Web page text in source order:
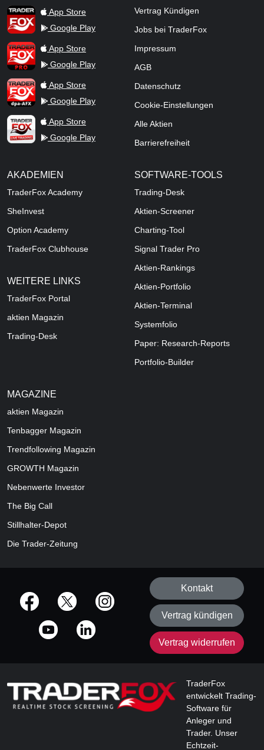
TraderFox AppApp Store
Google Play
TraderFox ProApp Store
Google Play
TraderFox dpa-AFX ProFeed
App Store
Google Play
TraderFox Live Trading
App Store
Google Play
Vertrag Kündigen
Jobs bei TraderFox
Impressum
AGB
Datenschutz
Cookie-Einstellungen
Alle Aktien
Barrierefreiheit
AKADEMIEN
TraderFox Academy
SheInvest
Option Academy
TraderFox Clubhouse
WEITERE LINKS
TraderFox Portal
aktien Magazin
Trading-Desk
SOFTWARE-TOOLS
Trading-Desk
Aktien-Screener
Charting-Tool
Signal Trader Pro
Aktien-Rankings
Aktien-Portfolio
Aktien-Terminal
Systemfolio
Paper: Research-Reports
Portfolio-Builder
MAGAZINE
aktien Magazin
Tenbagger Magazin
Trendfollowing Magazin
GROWTH Magazin
Nebenwerte Investor
The Big Call
Stillhalter-Depot
Die Trader-Zeitung
offizielle Social Media-Accounts
Kontakt
Vertrag kündigen
Vertrag widerrufen
TraderFox
entwickelt Trading-
Software für
Anleger und
Trader. Unser
Echtzeit-